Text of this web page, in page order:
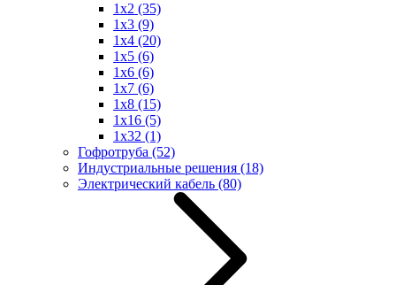
1x2 (35)
1x3 (9)
1x4 (20)
1x5 (6)
1x6 (6)
1x7 (6)
1x8 (15)
1x16 (5)
1x32 (1)
Гофротруба (52)
Индустриальные решения (18)
Электрический кабель (80)